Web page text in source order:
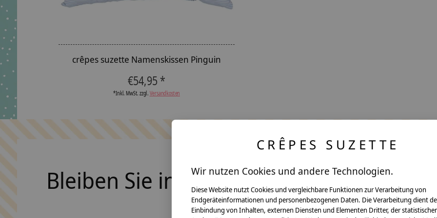
crêpes suzette Namenskissen Pinguin
€54,95 *
*Inkl. MwSt. zzgl.Versandkosten
Bleiben Sie in Kontakt
CRÊPES SUZETTE
Wir nutzen Cookies und andere Technologien.
Diese Website nutzt Cookies und vergleichbare Funktionen zur Verarbeitung von
Endgeräteinformationen und personenbezogenen Daten. Die Verarbeitung dient
Einbindung von Inhalten, externen Diensten und Elementen Dritter, der